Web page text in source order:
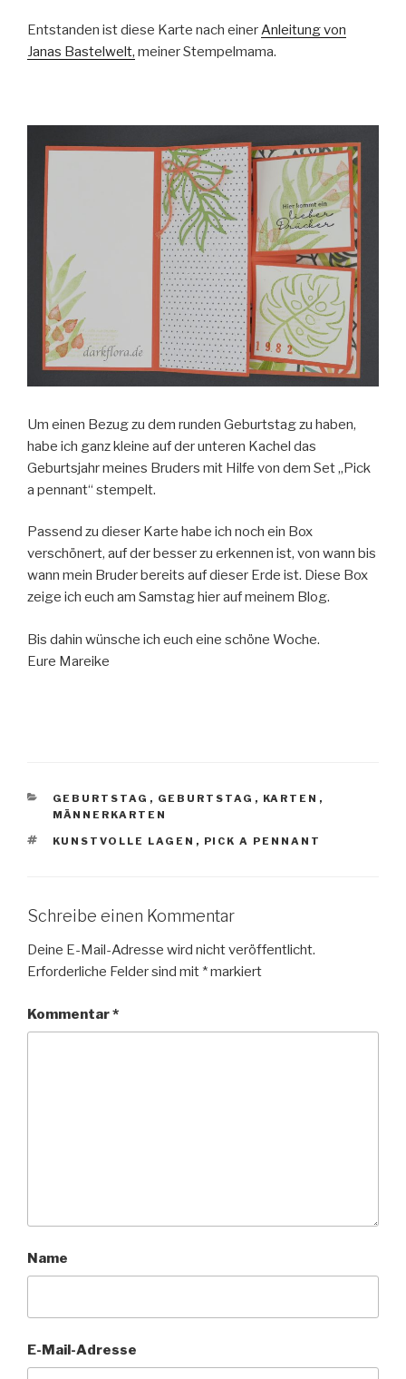
Entstanden ist diese Karte nach einerAnleitung von
Janas Bastelwelt, meiner Stempelmama.
Um einen Bezug zu dem runden Geburtstag zu haben,
habe ich ganz kleine auf der unteren Kachel das
Geburtsjahr meines Bruders mit Hilfe von dem Set „Pick
a pennant“ stempelt.
Passend zu dieser Karte habe ich noch ein Box
verschönert, auf der besser zu erkennen ist, von wann bis
wann mein Bruder bereits auf dieser Erde ist. Diese Box
zeige ich euch am Samstag hier auf meinem Blog.
Bis dahin wünsche ich euch eine schöne Woche.
Eure Mareike
KATEGORIEN
GEBURTSTAG , GEBURTSTAG , KARTEN ,
MÄNNERKARTEN
SCHLAGWÖRTER
KUNSTVOLLE LAGEN , PICK A PENNANT
Schreibe einen Kommentar
Deine E-Mail-Adresse wird nicht veröffentlicht.
Erforderliche Felder sind mit *markiert
Kommentar*
Name
E-Mail-Adresse